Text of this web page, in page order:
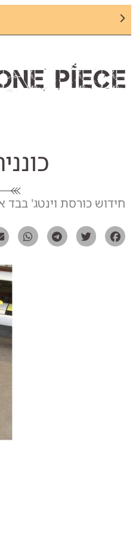
חידוש כורסת וינטג' בבד